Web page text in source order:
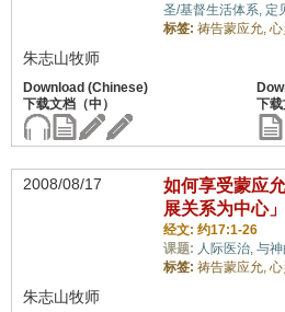
圣/基督生活体系, 定
标签: 祷告蒙应允, 心
朱志山牧师
2008/08/17
如何享受蒙应
展关系为中心
经文: 约17:1-26
课题: 人际医治, 与
标签: 祷告蒙应允, 心
朱志山牧师